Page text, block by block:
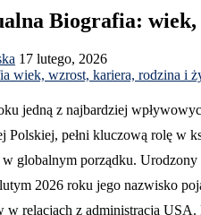
Biografia:
17 lutego, 2026
jedną z najbardziej
pełni kluczową rolę w
globalnym porządku. Urodzony
2026 roku jego nazwisko
w relacjach z administracją